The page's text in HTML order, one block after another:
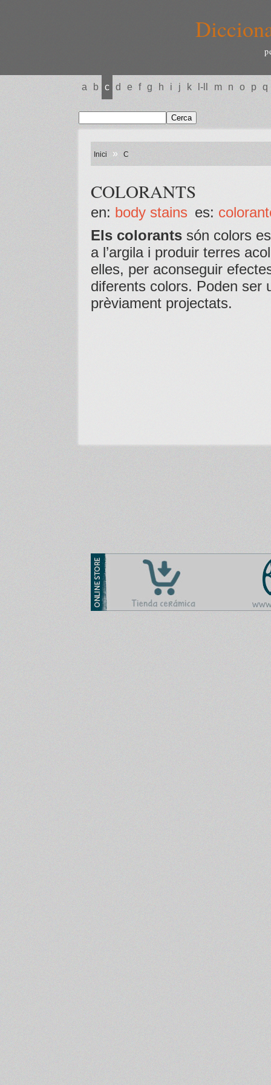
a b c d e f g h i j k l-ll m n o p q
Inici » C
COLORANTS
en: body stains es:
Els colorants són colors
a l’argila i produir terres
elles, per aconseguir
diferents colors. Poden ser
prèviament projectats.